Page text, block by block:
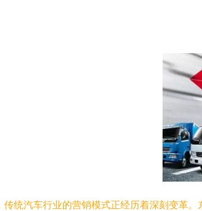
统汽车行业的营销模式正经历着深刻变革